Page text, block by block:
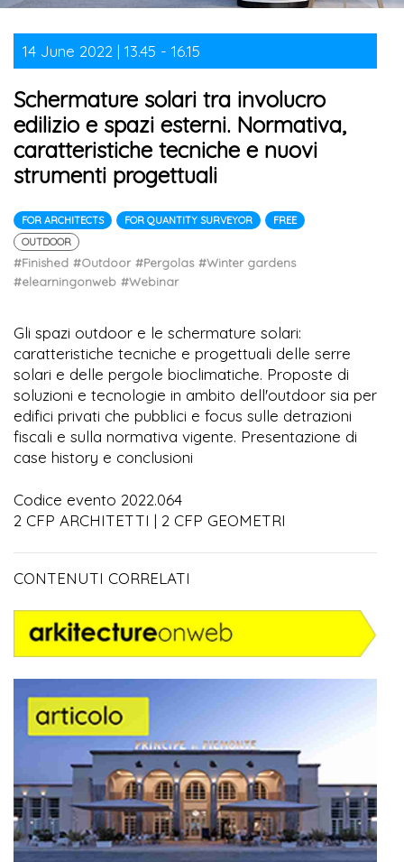
14 June 2022 | 13.45 - 16.15
Schermature solari tra involucro
edilizio e spazi esterni. Normativa,
caratteristiche tecniche e nuovi
strumenti progettuali
FOR ARCHITECTS FOR QUANTITY SURVEYOR
FREE
OUTDOOR
#Finished #Outdoor #Pergolas #Winter gardens
#elearningonweb #Webinar
Gli spazi outdoor e le schermature solari:
caratteristiche tecniche e progettuali delle serre
solari e delle pergole bioclimatiche. Proposte di
soluzioni e tecnologie in ambito dell'outdoor sia per
edifici privati che pubblici e focus sulle detrazioni
fiscali e sulla normativa vigente. Presentazione di
case history e conclusioni
Codice evento 2022.064
2 CFP ARCHITETTI | 2 CFP GEOMETRI
CONTENUTI CORRELATI